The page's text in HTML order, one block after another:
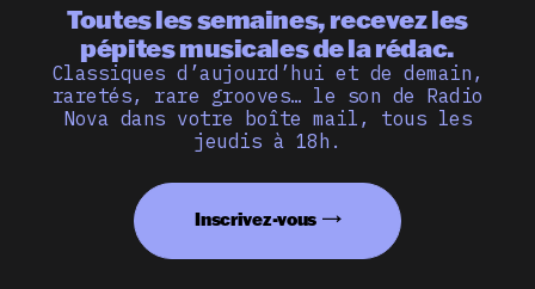
Toutes les semaines, recevez les
pépites musicales de la rédac.
Classiques d’aujourd’hui et de demain,
raretés, rare grooves… le son de Radio
Nova dans votre boîte mail, tous les
jeudis à 18h.
Inscrivez-vous